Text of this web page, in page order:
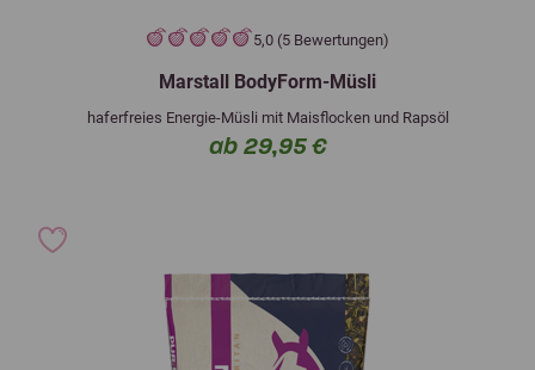
5,0 (5 Bewertungen)
Marstall BodyForm-Müsli
haferfreies Energie-Müsli mit Maisflocken und Rapsöl
ab 29,95 €